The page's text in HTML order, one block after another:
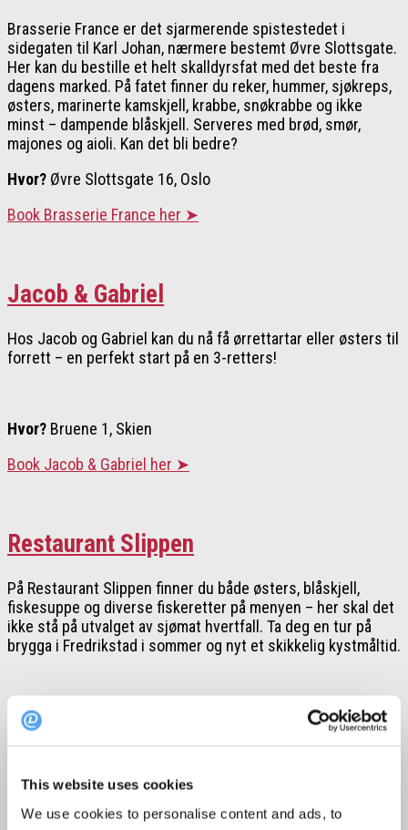
This website uses cookies
We use cookies to personalise content and ads, to
Brasserie France er det sjarmerende spistestedet i
sidegaten til Karl Johan, nærmere bestemt Øvre Slottsgate.
Her kan du bestille et helt skalldyrsfat med det beste fra
dagens marked. På fatet finner du reker, hummer, sjøkreps,
østers, marinerte kamskjell, krabbe, snøkrabbe og ikke
minst – dampende blåskjell. Serveres med brød, smør,
majones og aioli. Kan det bli bedre?
Hvor? Øvre Slottsgate 16, Oslo
Book Brasserie France her ➤
Jacob & Gabriel
Hos Jacob og Gabriel kan du nå få ørrettartar eller østers til
forrett – en perfekt start på en 3-retters!
Hvor? Bruene 1, Skien
Book Jacob & Gabriel her ➤
Restaurant Slippen
På Restaurant Slippen finner du både østers, blåskjell,
fiskesuppe og diverse fiskeretter på menyen – her skal det
ikke stå på utvalget av sjømat hvertfall. Ta deg en tur på
brygga i Fredrikstad i sommer og nyt et skikkelig kystmåltid.
Hvor?
Book Restaurant Slippen her ➤